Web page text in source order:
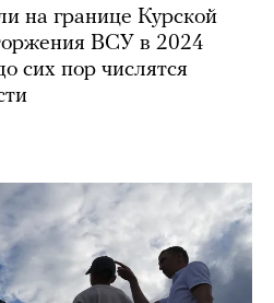
на границе Курской
ВСУ в 2024
сих пор числятся